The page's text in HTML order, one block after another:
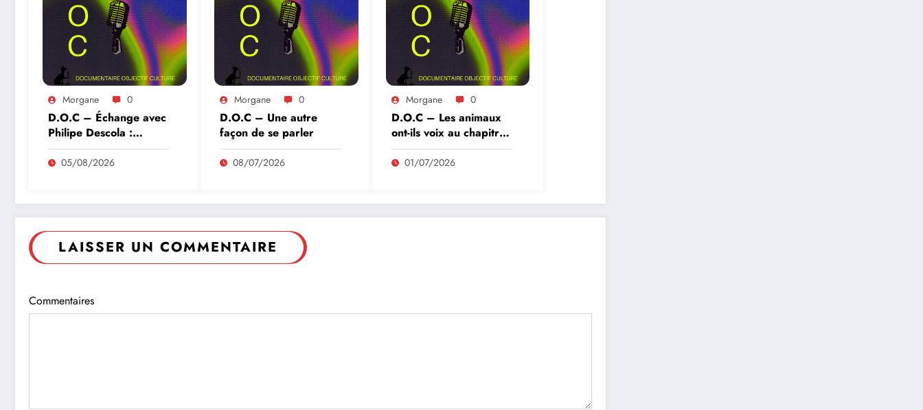
Morgane 0
D.O.C – Échange avec
Philipe Descola :
comprendre l’humanité
autrement
05/08/2026
Morgane 0
D.O.C – Une autre
façon de se parler
08/07/2026
Morgane 0
D.O.C – Les animaux
ont-ils voix au chapitre
?
01/07/2026
LAISSER UN COMMENTAIRE
Commentaires